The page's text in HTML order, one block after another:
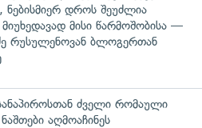
ნებისმიერ დროს შეუძლია
მისი წარმოშობისა —
რუსულენოვან ბლოგერთან
ძველი რომაული
აღმოაჩინეს